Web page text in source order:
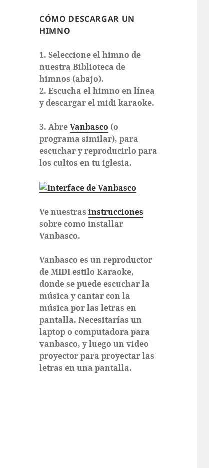
CÓMO DESCARGAR UN
HIMNO
1. Seleccione el himno de
nuestra Biblioteca de
himnos (abajo).
2. Escucha el himno en línea
y descargar el midi karaoke.
3. AbreVanbasco (o
programa similar), para
escuchar y reproducirlo para
los cultos en tu iglesia.
Ve nuestrasinstrucciones
sobre como installar
Vanbasco.
Vanbasco es un reproductor
de MIDI estilo Karaoke,
donde se puede escuchar la
música y cantar con la
música por las letras en
pantalla. Necesitarías un
laptop o computadora para
vanbasco, y luego un video
proyector para proyectar las
letras en una pantalla.